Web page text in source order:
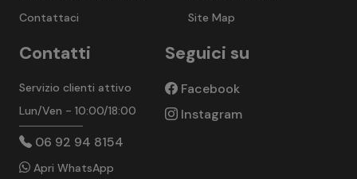
Site Map
Contattaci
Contatti
Servizio clienti attivo
Lun/Ven - 10:00/18:00
06 92 94 8154
Apri WhatsApp
Seguici su
Facebook
Instagram